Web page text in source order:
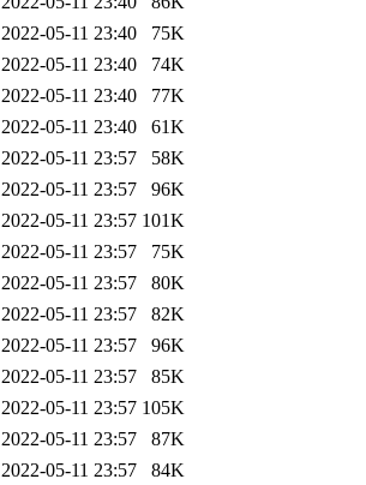
2022-05-11 23:40
75K
2022-05-11 23:40
74K
2022-05-11 23:40
77K
2022-05-11 23:40
61K
2022-05-11 23:57
58K
2022-05-11 23:57
96K
2022-05-11 23:57 101K
2022-05-11 23:57
75K
2022-05-11 23:57
80K
2022-05-11 23:57
82K
2022-05-11 23:57
96K
2022-05-11 23:57
85K
2022-05-11 23:57 105K
2022-05-11 23:57
87K
2022-05-11 23:57
84K